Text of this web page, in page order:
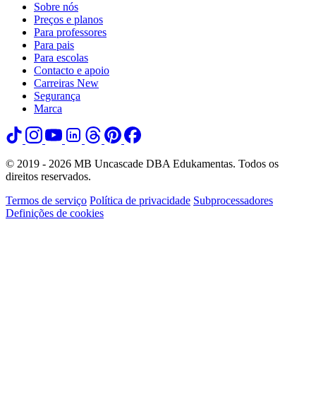
Sobre nós
Preços e planos
Para professores
Para pais
Para escolas
Contacto e apoio
Carreiras New
Segurança
Marca
© 2019 - 2026 MB Uncascade DBA Edukamentas. Todos os
direitos reservados.
Termos de serviço Política de privacidade Subprocessadores
Definições de cookies